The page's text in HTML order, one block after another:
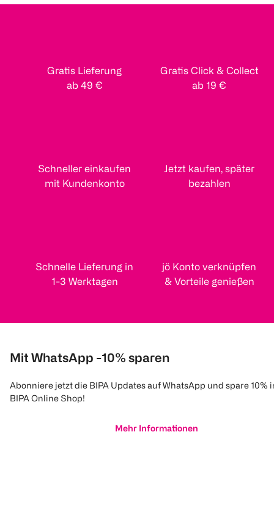
Gratis Lieferung
ab 49 €
Gratis Click & Collect
ab 19 €
Schneller einkaufen
mit Kundenkonto
Jetzt kaufen, später
bezahlen
Schnelle Lieferung in
1-3 Werktagen
jö Konto verknüpfen
& Vorteile genießen
Mit WhatsApp -10% sparen
Abonniere jetzt die BIPA Updates auf WhatsApp und spare 10%
BIPA Online Shop!
Mehr Informationen